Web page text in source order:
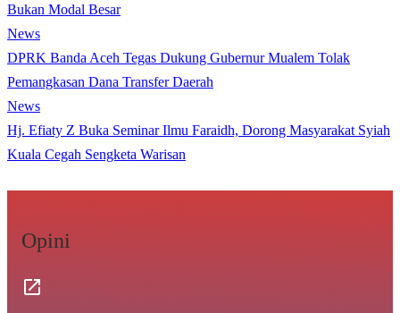
Bukan Modal Besar
News
DPRK Banda Aceh Tegas Dukung Gubernur Mualem Tolak
Pemangkasan Dana Transfer Daerah
News
Hj. Efiaty Z Buka Seminar Ilmu Faraidh, Dorong Masyarakat Syiah
Kuala Cegah Sengketa Warisan
Opini